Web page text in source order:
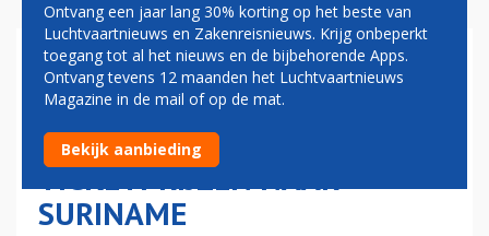
TWEEDE KAMER ZIET NIETS
IN GESPREK MET KLM EN
SLM OVER HOGE
TICKETPRIJZEN NAAR
SURINAME
Ontvang een jaar lang 30% korting op het beste van
Luchtvaartnieuws en Zakenreisnieuws. Krijg onbeperkt
toegang tot al het nieuws en de bijbehorende Apps.
Ontvang tevens 12 maanden het Luchtvaartnieuws
Magazine in de mail of op de mat.
Bekijk aanbieding